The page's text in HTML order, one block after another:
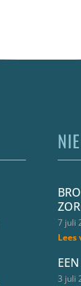
7 juli
Lees
3 juli